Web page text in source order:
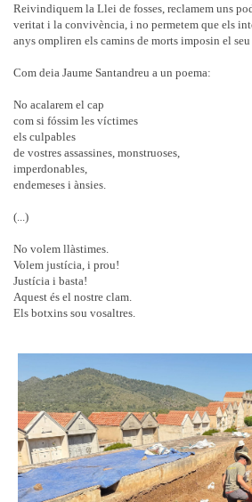
Reivindiquem la Llei de fosses, reclamem uns
veritat i la convivència, i no permetem que els
anys ompliren els camins de morts imposin el
Com deia Jaume Santandreu a un poema:
No acalarem el cap
com si fóssim les víctimes
els culpables
de vostres assassines, monstruoses,
imperdonables,
endemeses i ànsies.
(...)
No volem llàstimes.
Volem justícia, i prou!
Justícia i basta!
Aquest és el nostre clam.
Els botxins sou vosaltres.